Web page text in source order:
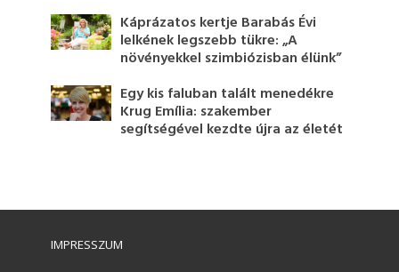
Káprázatos kertje Barabás Évi
lelkének legszebb tükre: „A
növényekkel szimbiózisban élünk”
Egy kis faluban talált menedékre
Krug Emília: szakember
segítségével kezdte újra az életét
IMPRESSZUM